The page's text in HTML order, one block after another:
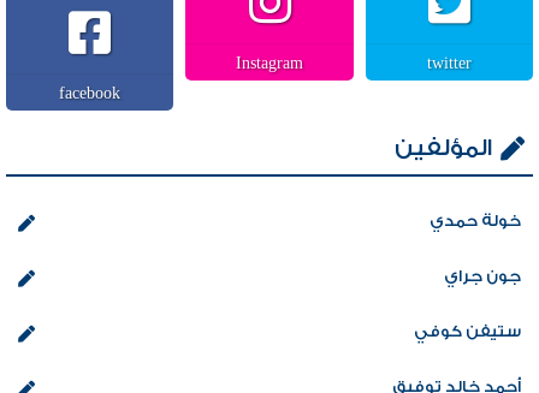
twitter
Instagram
facebook
المؤلفين
خولة حمدي
جون جراي
ستيفن كوفي
أحمد خالد توفيق